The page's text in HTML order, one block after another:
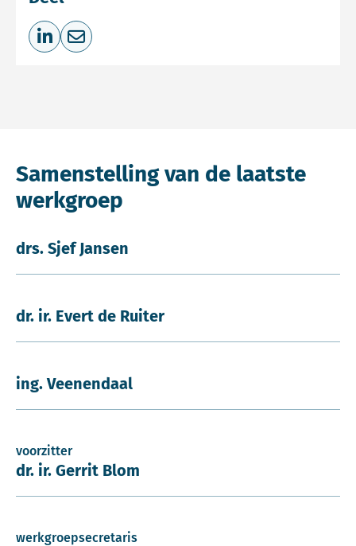
Deel op LinkedIn
Deel via e-mail
Samenstelling van de laatste
werkgroep
drs. Sjef Jansen
dr. ir. Evert de Ruiter
ing. Veenendaal
voorzitter
dr. ir. Gerrit Blom
werkgroepsecretaris